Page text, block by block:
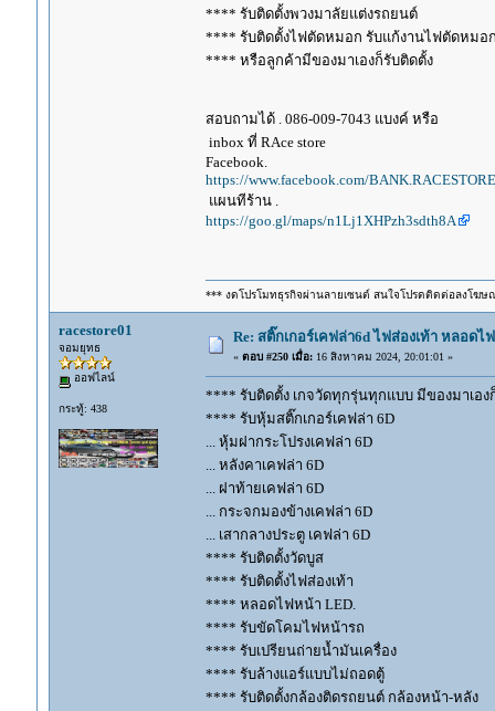
**** รับติดตั้งพวงมาลัยแต่งรถยนต์
**** รับติดตั้งไฟตัดหมอก รับแก้งานไฟตัดหมอ
**** หรือลูกค้ามีของมาเองก็รับติดตั้ง
สอบถามได้ . 086-009-7043 แบงค์ หรือ
inbox ที่ RAce store
Facebook.
https://www.facebook.com/
แผนทีร้าน .
https://goo.gl/maps/n1Lj1XHPzh3sdth8A
*** งดโปรโมทธุรกิจผ่านลายเซนต์ สนใจโปรดติดต่อลงโฆษ
racestore01
จอมยุทธ
ออฟไลน์
กระทู้: 438
Re: สติ๊กเกอร์เคฟล่า6d ไฟส่องเท้า หลอด
« ตอบ #250 เมื่อ:16 สิงหาคม 2024, 20:01:01 »
**** รับติดตั้ง เกจวัดทุกรุ่นทุกแบบ มีของมาเอง
**** รับหุ้มสติ๊กเกอร์เคฟล่า 6D
... หุ้มฝากระโปรงเคฟล่า 6D
... หลังคาเคฟล่า 6D
... ฝาท้ายเคฟล่า 6D
... กระจกมองข้างเคฟล่า 6D
... เสากลางประตู เคฟล่า 6D
**** รับติดตั้งวัดบูส
**** รับติดตั้งไฟส่องเท้า
**** หลอดไฟหน้า LED.
**** รับขัดโคมไฟหน้ารถ
**** รับเปรียนถ่ายน้ำมันเครื่อง
**** รับล้างแอร์แบบไม่ถอดตู้
**** รับติดตั้งกล้องติดรถยนต์ กล้องหน้า-หลัง